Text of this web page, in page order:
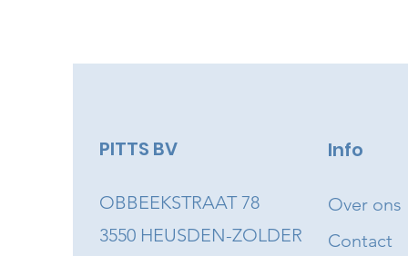
PITTS BV
OBBEEKSTRAAT 78
3550 HEUSDEN-ZOLDER
Info
Over ons
Contact